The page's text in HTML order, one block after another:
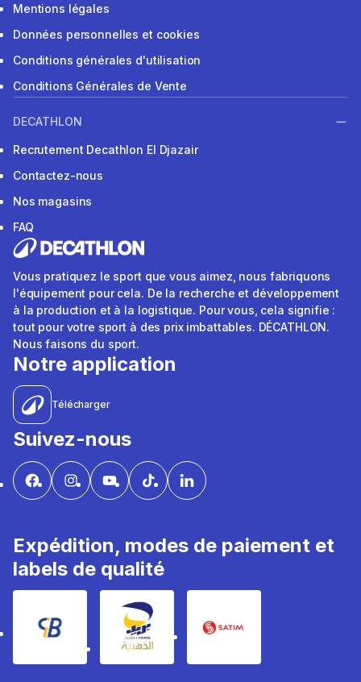
Mentions légales
Données personnelles et cookies
Conditions générales d'utilisation
Conditions Générales de Vente
DECATHLON
Recrutement Decathlon El Djazair
Contactez-nous
Nos magasins
FAQ
Vous pratiquez le sport que vous aimez, nous fabriquons
l'équipement pour cela. De la recherche et développement
à la production et à la logistique. Pour vous, cela signifie :
tout pour votre sport à des prix imbattables. DÉCATHLON.
Nous faisons du sport.
Notre application
Télécharger
Suivez-nous
Expédition, modes de paiement et
labels de qualité